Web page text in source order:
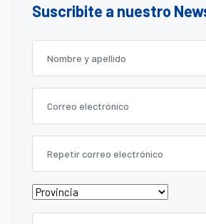
Suscribite a nuestro